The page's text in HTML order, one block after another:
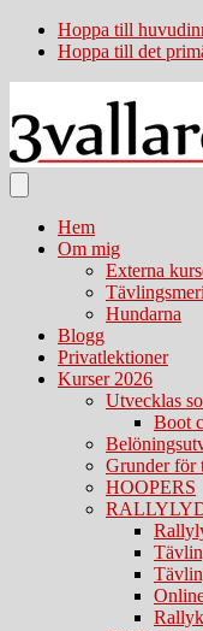
Hoppa till
Hoppa till det
Hem
Om mig
Externa
Hundarna
Blogg
Privatlektioner
Kurser 2026
Utvecklas
Boot
Grunder för
HOOPERS